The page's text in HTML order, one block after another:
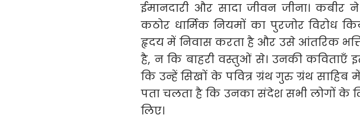
ईमानदारी और सादा जीवन जीना। कबीर
कठोर धार्मिक नियमों का पुरजोर विरोध
हृदय में निवास करता है और उसे आंतरिक
है, न कि बाहरी वस्तुओं से। उनकी कविताएँ
कि उन्हें सिखों के पवित्र ग्रंथ गुरु ग्रंथ साहिब
पता चलता है कि उनका संदेश सभी लोगों के
लिए।